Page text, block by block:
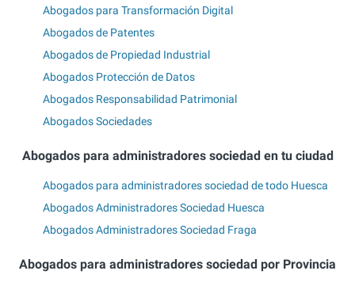
Abogados para Transformación Digital
Abogados de Patentes
Abogados de Propiedad Industrial
Abogados Protección de Datos
Abogados Responsabilidad Patrimonial
Abogados Sociedades
Abogados para administradores sociedad en tu ciudad
Abogados para administradores sociedad de todo Huesca
Abogados Administradores Sociedad Huesca
Abogados Administradores Sociedad Fraga
Abogados para administradores sociedad por Provincia